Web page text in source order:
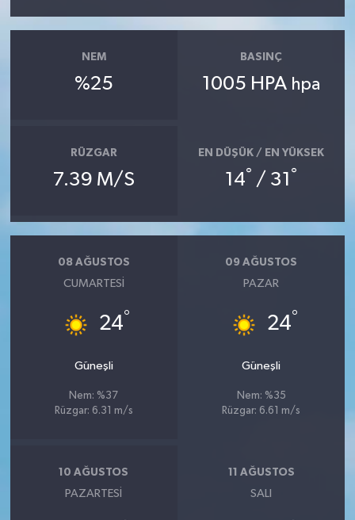
NEM
%25
BASINÇ
1005 HPA hpa
RÜZGAR
7.39 M/S
EN DÜŞÜK / EN YÜKSEK
14° / 31 °
08 AĞUSTOS
CUMARTESI
24°
Güneşli
Nem: %37
Rüzgar: 6.31 m/s
09 AĞUSTOS
PAZAR
24°
Güneşli
Nem: %35
Rüzgar: 6.61 m/s
10 AĞUSTOS
PAZARTESI
11 AĞUSTOS
SALI